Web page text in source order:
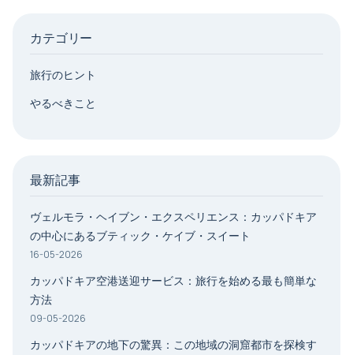
カテゴリー
旅行のヒント
やるべきこと
最新記事
ヴェルモラ・ヘイブン・エクスペリエンス：カッパドキア
の中心にあるブティック・ケイブ・スイート
16-05-2026
カッパドキア空港送迎サービス：旅行を始める最も簡単な
方法
09-05-2026
カッパドキアの地下の驚異：この地域の洞窟都市を探検す